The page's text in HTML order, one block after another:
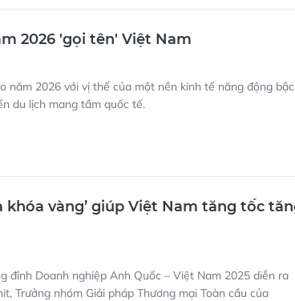
2026 'gọi tên' Việt Nam
năm 2026 với vị thế của một nền kinh tế năng động bậc
du lịch mang tầm quốc tế.
khóa vàng’ giúp Việt Nam tăng tốc
đỉnh Doanh nghiệp Anh Quốc – Việt Nam 2025 diễn ra
Trưởng nhóm Giải pháp Thương mại Toàn cầu của